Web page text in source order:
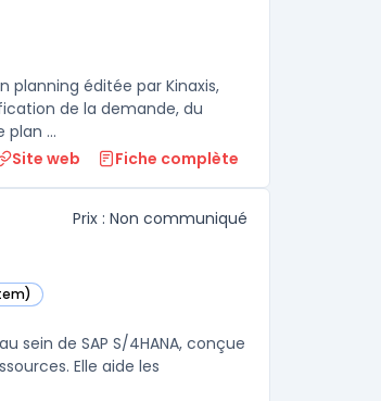
planning éditée par Kinaxis,
de la demande, du
...
Site web Fiche complète
Prix : Non communiqué
Scheduling (PP/DS) dans cette catégorie
sein de SAP S/4HANA, conçue
Elle aide les